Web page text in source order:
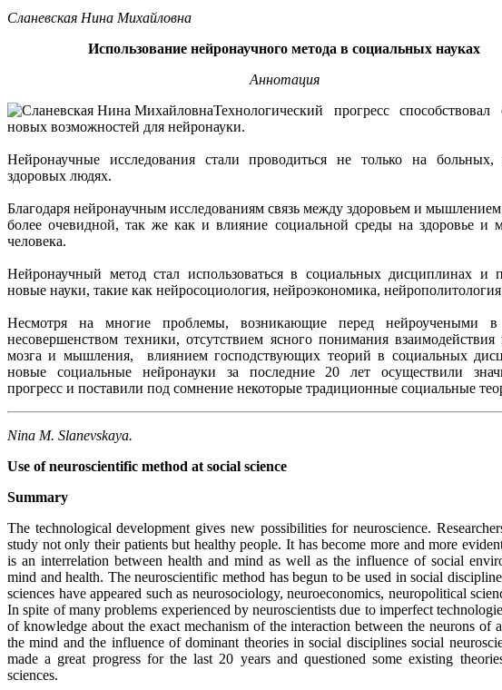
Сланевская Нина Михайловна
Использование нейронаучного метода в социальных науках
Аннотация
Технологический прогресс способствовал
новых возможностей для нейронауки.
Нейронаучные исследования стали проводиться не только на
здоровых людях.
Благодаря нейронаучным исследованиям связь между здоровьем и мышлением
более очевидной, так же как и влияние социальной среды на здоровье и
человека.
Нейронаучный метод стал использоваться в социальных дисциплинах и
новые науки, такие как нейросоциология, нейроэкономика,
Несмотря на многие проблемы, возникающие перед нейроучеными
несовершенством техники, отсутствием ясного понимания взаимодействия
мозга и мышления, влиянием господствующих теорий в социальных
новые социальные нейронауки за последние 20 лет осуществили
прогресс и поставили под сомнение некоторые традиционные социальные
Nina M. Slanevskaya.
Use of neuroscientific method at social science
Summary
The technological development gives new possibilities for neuroscience.
study not only their patients but healthy people. It has become more and more
is an interrelation between health and mind as well as the influence of social
mind and health. The neuroscientific method has begun to be used in social
sciences have appeared such as neurosociology, neuroeconomics, neuropolitical
In spite of many problems experienced by neuroscientists due to imperfect
of knowledge about the exact mechanism of the interaction between the neurons of
the mind and the influence of dominant theories in social disciplines social
made a great progress for the last 20 years and questioned some existing
sciences.